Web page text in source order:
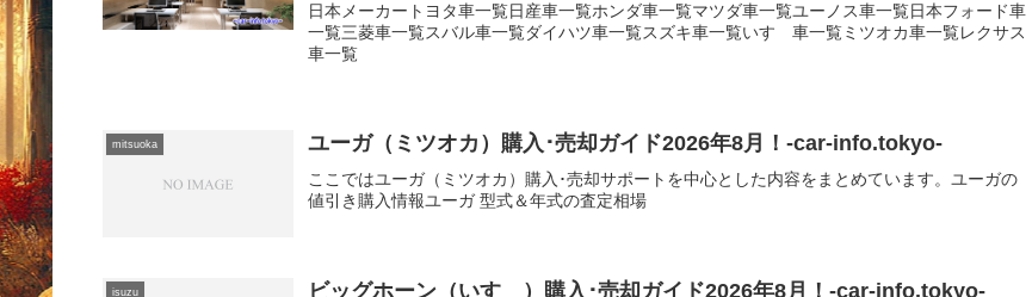
日本メーカートヨタ車一覧日産車一覧ホンダ車一覧マツダ車一覧ユーノス車一覧日本フォード車
一覧三菱車一覧スバル車一覧ダイハツ車一覧スズキ車一覧いすゞ車一覧ミツオカ車一覧レクサス
車一覧
mitsuoka ユーガ（ミツオカ）購入･売却ガイド2026年8月！-car-info.tokyo-
ここではユーガ（ミツオカ）購入･売却サポートを中心とした内容をまとめています。ユーガの
値引き購入情報ユーガ 型式＆年式の査定相場
isuzu ビッグホーン（いすゞ）購入･売却ガイド2026年8月！-car-info.tokyo-